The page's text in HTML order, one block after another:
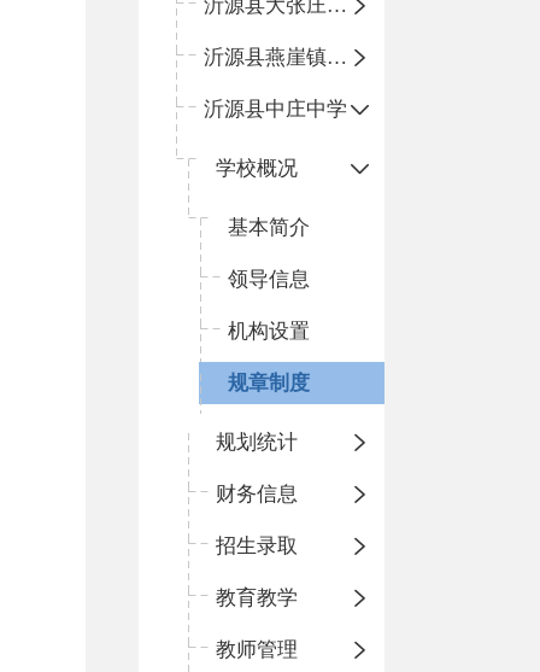
沂源县大张庄中心学校
沂源县燕崖镇中心小学
沂源县中庄中学
学校概况
基本简介
领导信息
机构设置
规章制度
规划统计
财务信息
招生录取
教育教学
教师管理